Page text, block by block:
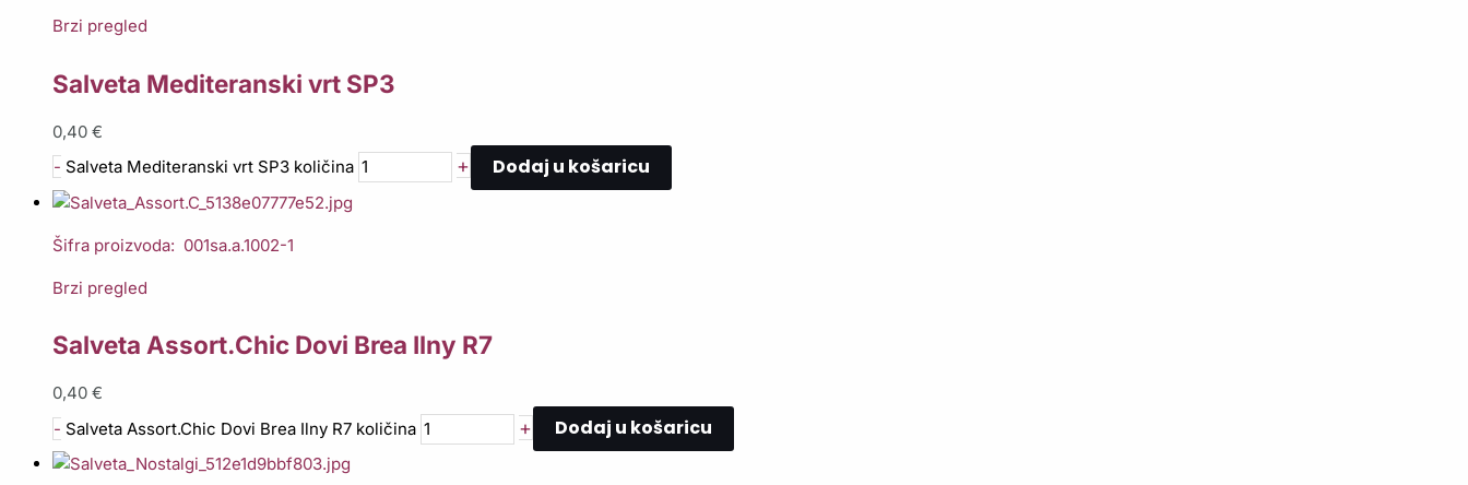
Brzi pregled
Salveta Mediteranski vrt SP3
0,40 €
- Salveta Mediteranski vrt SP3 količina + Dodaj u košaricu
Šifra proizvoda: 001sa.a.1002-1
Brzi pregled
Salveta Assort.Chic Dovi Brea Ilny R7
0,40 €
- Salveta Assort.Chic Dovi Brea Ilny R7 količina + Dodaj u košaricu